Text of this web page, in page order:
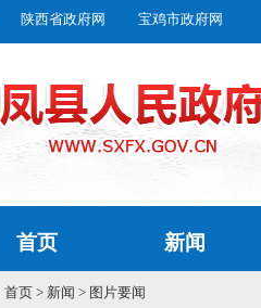
陕西省政府网 宝鸡市政府网
首页 新闻
首页 > 新闻 > 图片要闻